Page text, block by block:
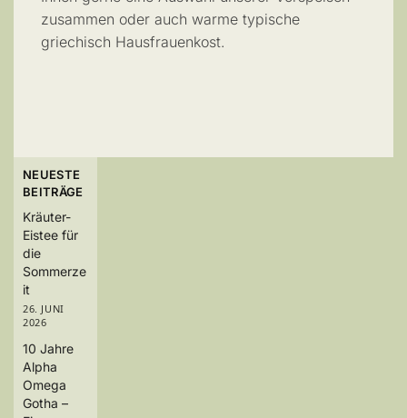
zusammen oder auch warme typische
griechisch Hausfrauenkost.
NEUESTE
BEITRÄGE
Kräuter-
Eistee für
die
Sommerze
it
26. JUNI
2026
10 Jahre
Alpha
Omega
Gotha –